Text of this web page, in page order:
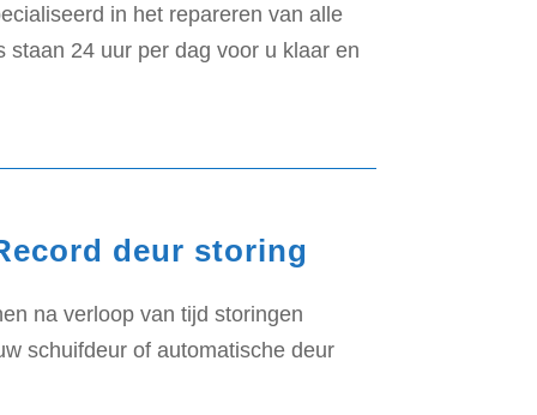
in het repareren van alle
24 uur per dag voor u klaar en
deur storing
na verloop van tijd storingen
schuifdeur of automatische deur